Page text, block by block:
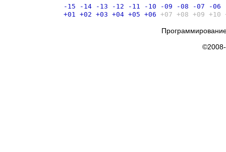
-15 -14 -13 -12 -11 -10 -09 -08 -07 -06
+01 +02 +03 +04 +05 +06 +07 +08 +09 +10